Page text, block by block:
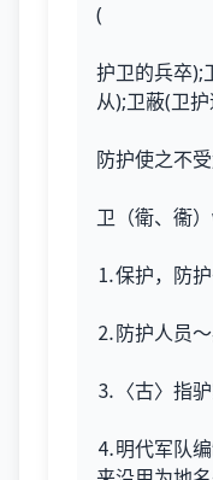
(
护卫的兵卒);
从);卫蔽(卫
防护使之不
卫（衛、衞
⒈保护，防护
⒉防护人员
⒊〈古〉指驴
⒋明代军队